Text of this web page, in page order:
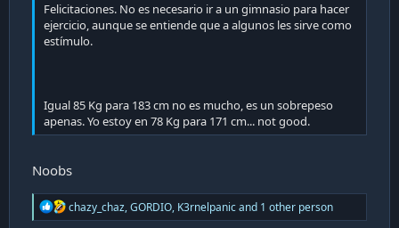
Felicitaciones. No es necesario ir a un gimnasio para hacer
ejercicio, aunque se entiende que a algunos les sirve como
estímulo.
Igual 85 Kg para 183 cm no es mucho, es un sobrepeso
apenas. Yo estoy en 78 Kg para 171 cm... not good.
Noobs
R
e
chazy_chaz,GORDIO, K3rnelpanicand 1 other person